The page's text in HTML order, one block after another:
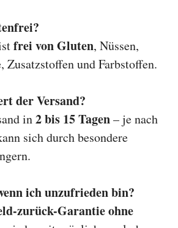
frei von Gluten, Nüssen,
und Farbstoffen.
der Versand?
in2 bis 15 Tagen– je nach
sich durch besondere
ich unzufrieden bin?
zurück-Garantie ohne